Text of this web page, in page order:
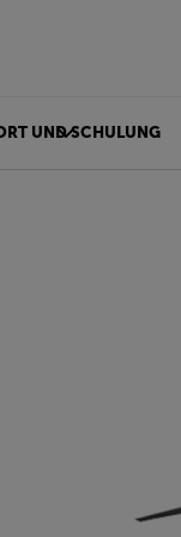
UND SCHULUNG